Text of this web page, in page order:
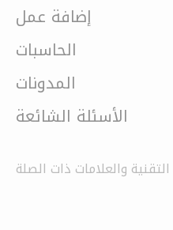
إضافة عمل
الحاسبات
المدونات
الأسئلة الشائعة
والعلامات ذات الصلة